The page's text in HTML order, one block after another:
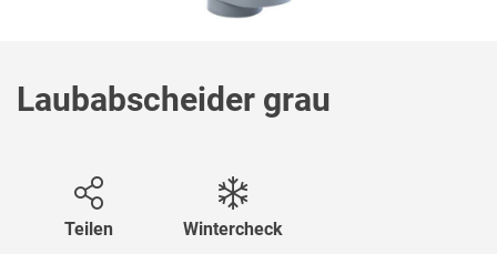
Laubabscheider grau
Teilen Wintercheck